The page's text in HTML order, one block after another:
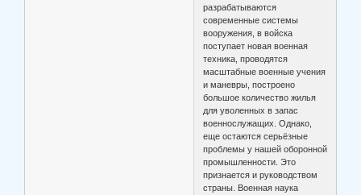
разрабатываются
современные системы
вооружения, в войска
поступает новая военная
техника, проводятся
масштабные военные учения
и маневры, построено
большое количество жилья
для уволенных в запас
военнослужащих. Однако,
еще остаются серьёзные
проблемы у нашей оборонной
промышленности. Это
признается и руководством
страны. Военная наука